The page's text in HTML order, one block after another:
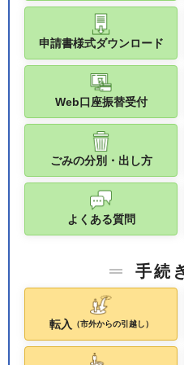
申請書様式ダウンロード
Web口座振替受付
ごみの分別・出し方
よくある質問
手続
転入 （市外からの引越し）